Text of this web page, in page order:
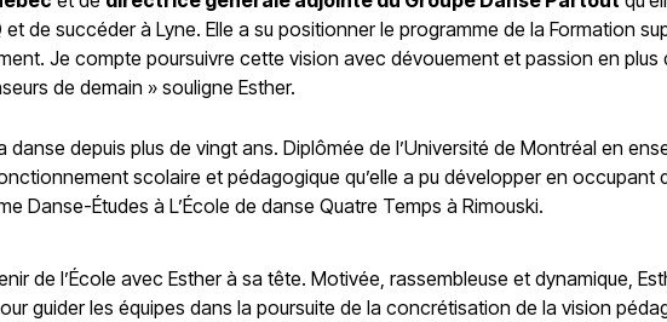
et de succéder à Lyne. Elle a su positionner le programme de la Formation
Je compte poursuivre cette vision avec dévouement et passion en plus
de demain » souligne Esther.
depuis plus de vingt ans. Diplômée de l’Université de Montréal en
scolaire et pédagogique qu’elle a pu développer en occupant
Danse-Études à L’École de danse Quatre Temps à Rimouski.
de l’École avec Esther à sa tête. Motivée, rassembleuse et dynamique,
guider les équipes dans la poursuite de la concrétisation de la vision